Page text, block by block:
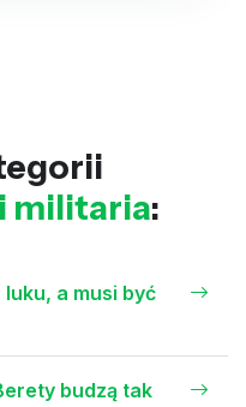
militaria:
a musi być
budzą tak